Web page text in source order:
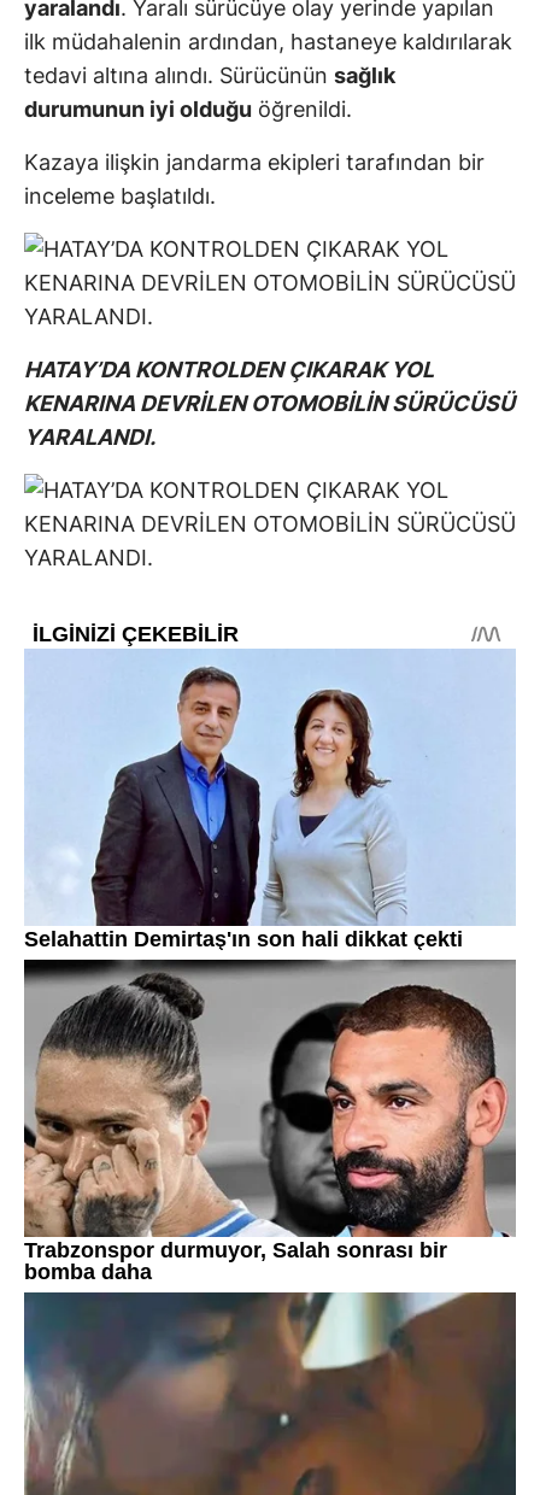
yaralandı. Yaralı sürücüye olay yerinde yapılan
ilk müdahalenin ardından, hastaneye kaldırılarak
tedavi altına alındı. Sürücünün sağlık
durumunun iyi olduğu öğrenildi.
Kazaya ilişkin jandarma ekipleri tarafından bir
inceleme başlatıldı.
HATAY’DA KONTROLDEN ÇIKARAK YOL
KENARINA DEVRİLEN OTOMOBİLİN SÜRÜCÜSÜ
YARALANDI.